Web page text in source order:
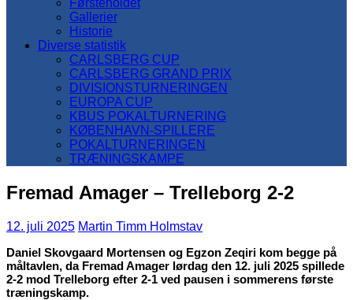
Gallerier
Historie
Diverse statistik
CARLSBERG CUP
CARLSBERG GRAND PRIX
DIVISIONSTURNERINGEN
EUROPA CUP
KBUS POKALTURNERING
KØBENHAVN-SPILLERE
POKALTURNERINGEN
TRÆNINGSKAMPE
Fremad Amager – Trelleborg 2-2
12. juli 2025 Martin Timm Holmstav
Daniel Skovgaard Mortensen og Egzon Zeqiri kom begge på
måltavlen, da Fremad Amager lørdag den 12. juli 2025 spillede
2-2 mod Trelleborg efter 2-1 ved pausen i sommerens første
træningskamp.